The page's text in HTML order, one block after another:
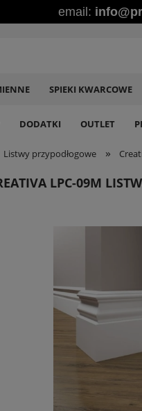
email:
SPIEKI KWARCOWE
DODATKI OUTLET
Listwy przypodłogowe »
LPC-09M